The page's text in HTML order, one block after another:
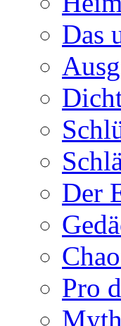
Das
Der
Pro